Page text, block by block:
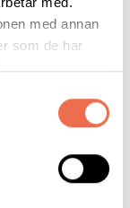
med annan
som de har